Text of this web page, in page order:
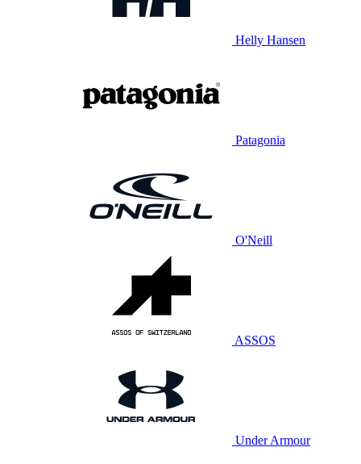
Helly Hansen
Patagonia
O'Neill
ASSOS
Under Armour